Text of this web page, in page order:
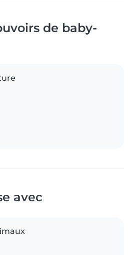
de baby-
avec